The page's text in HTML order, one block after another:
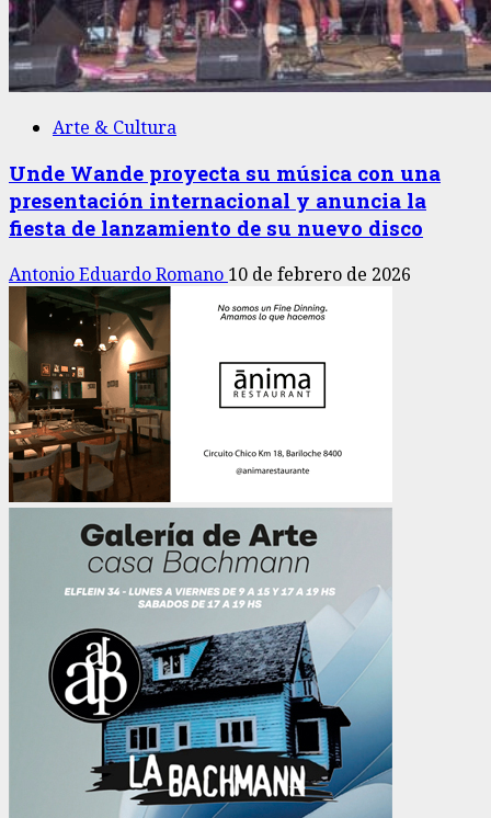
Arte & Cultura
Unde Wande proyecta su música con una
presentación internacional y anuncia la
fiesta de lanzamiento de su nuevo disco
Antonio Eduardo Romano 10 de febrero de 2026